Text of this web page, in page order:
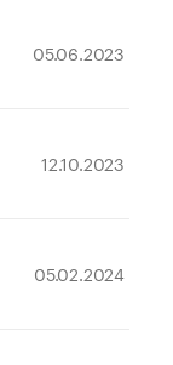
05.06.2023
12.10.2023
05.02.2024